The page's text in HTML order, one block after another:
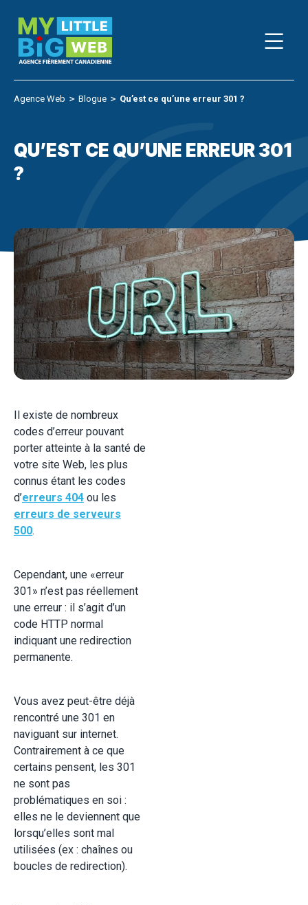
content
Agence Web ＞ Blogue ＞ Qu’est ce qu’une erreur 301 ?
QU’EST CE QU’UNE ERREUR 301
?
Il existe de nombreux
codes d’erreur pouvant
porter atteinte à la santé de
votre site Web, les plus
connus étant les codes
d’erreurs 404 ou les
erreurs de serveurs
500.
Cependant, une «erreur
301» n’est pas réellement
une erreur : il s’agit d’un
code HTTP normal
indiquant une redirection
permanente.
Vous avez peut-être déjà
rencontré une 301 en
naviguant sur internet.
Contrairement à ce que
certains pensent, les 301
ne sont pas
problématiques en soi :
elles ne le deviennent que
lorsqu’elles sont mal
utilisées (ex : chaînes ou
boucles de redirection).